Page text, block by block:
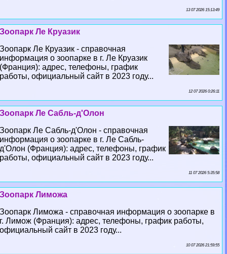
13 07 2026 15:13:49
Зоопарк Ле Круазик
Зоопарк Ле Круазик - справочная
информация о зоопарке в г. Ле Круазик
(Франция): адрес, телефоны, график
работы, официальный сайт в 2023 году...
12 07 2026 0:26:11
Зоопарк Ле Сабль-д'Олон
Зоопарк Ле Сабль-д'Олон - справочная
информация о зоопарке в г. Ле Сабль-
д'Олон (Франция): адрес, телефоны, график
работы, официальный сайт в 2023 году...
11 07 2026 5:35:58
Зоопарк Лиможа
Зоопарк Лиможа - справочная информация о зоопарке в
г. Лимож (Франция): адрес, телефоны, график работы,
официальный сайт в 2023 году...
10 07 2026 21:59:55